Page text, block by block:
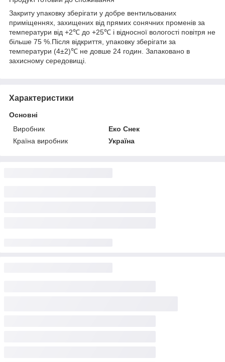
Закриту упаковку зберігати у добре вентильованих
приміщеннях, захищених від прямих сонячних променів за
температури від +2℃ до +25℃ і відносної вологості повітря не
більше 75 %.Після відкриття, упаковку зберігати за
температури (4±2)℃ не довше 24 годин. Запаковано в
захисному середовищі.
Характеристики
Основні
Виробник
Еко Снек
Країна виробник
Україна